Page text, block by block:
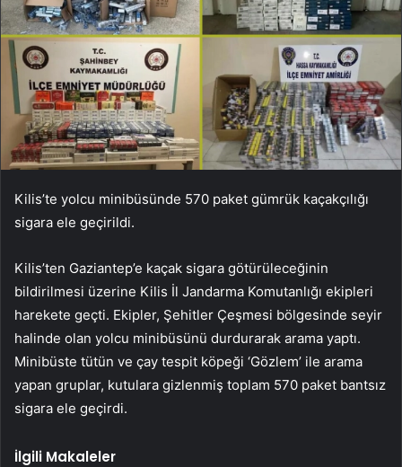
Kilis’te yolcu minibüsünde 570 paket gümrük kaçakçılığı
sigara ele geçirildi.
Kilis’ten Gaziantep’e kaçak sigara götürüleceğinin
bildirilmesi üzerine Kilis İl Jandarma Komutanlığı ekipleri
harekete geçti. Ekipler, Şehitler Çeşmesi bölgesinde seyir
halinde olan yolcu minibüsünü durdurarak arama yaptı.
Minibüste tütün ve çay tespit köpeği ‘Gözlem’ ile arama
yapan gruplar, kutulara gizlenmiş toplam 570 paket bantsız
sigara ele geçirdi.
İlgili Makaleler